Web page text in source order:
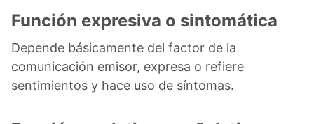
Función expresiva o sintomática
Depende básicamente del factor de la
comunicación emisor, expresa o refiere
sentimientos y hace uso de síntomas.